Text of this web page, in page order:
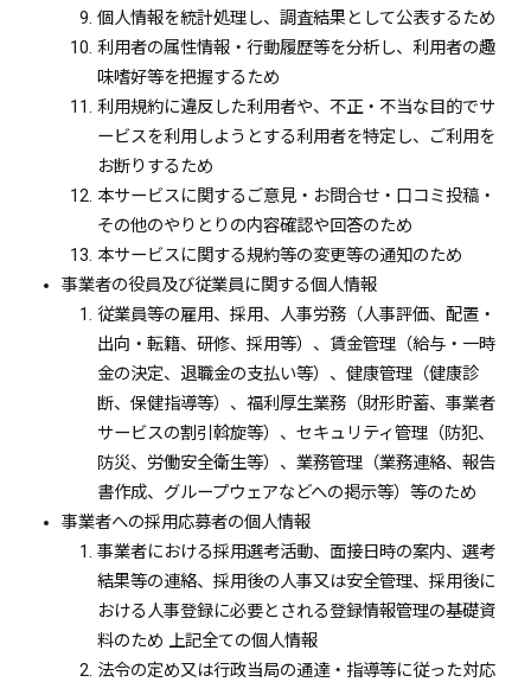
個人情報を統計処理し、調査結果として公表するため
利用者の属性情報・行動履歴等を分析し、利用者の趣
味嗜好等を把握するため
利用規約に違反した利用者や、不正・不当な目的でサ
ービスを利用しようとする利用者を特定し、ご利用を
お断りするため
本サービスに関するご意見・お問合せ・口コミ投稿・
その他のやりとりの内容確認や回答のため
本サービスに関する規約等の変更等の通知のため
事業者の役員及び従業員に関する個人情報
従業員等の雇用、採用、人事労務（人事評価、配置・
出向・転籍、研修、採用等）、賃金管理（給与・一時
金の決定、退職金の支払い等）、健康管理（健康診
断、保健指導等）、福利厚生業務（財形貯蓄、事業者
サービスの割引斡旋等）、セキュリティ管理（防犯、
防災、労働安全衛生等）、業務管理（業務連絡、報告
書作成、グループウェアなどへの掲示等）等のため
事業者への採用応募者の個人情報
事業者における採用選考活動、面接日時の案内、選考
結果等の連絡、採用後の人事又は安全管理、採用後に
おける人事登録に必要とされる登録情報管理の基礎資
料のため 上記全ての個人情報
法令の定め又は行政当局の通達・指導等に従った対応